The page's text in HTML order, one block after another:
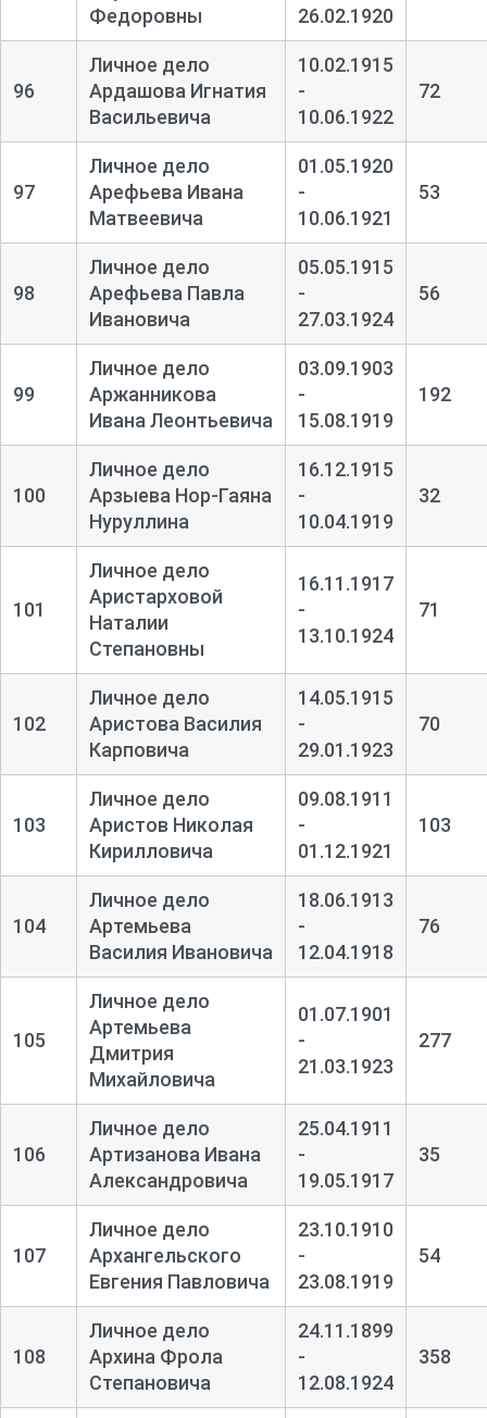
Федоровны
26.02.1920
96
Личное дело
Ардашова Игнатия
Васильевича
10.02.1915
-
10.06.1922
72
97
Личное дело
Арефьева Ивана
Матвеевича
01.05.1920
-
10.06.1921
53
98
Личное дело
Арефьева Павла
Ивановича
05.05.1915
-
27.03.1924
56
99
Личное дело
Аржанникова
Ивана Леонтьевича
03.09.1903
-
15.08.1919
192
100
Личное дело
Арзыева Нор-Гаяна
Нуруллина
16.12.1915
-
10.04.1919
32
101
Личное дело
Аристарховой
Наталии
Степановны
16.11.1917
-
13.10.1924
71
102
Личное дело
Аристова Василия
Карповича
14.05.1915
-
29.01.1923
70
103
Личное дело
Аристов Николая
Кирилловича
09.08.1911
-
01.12.1921
103
104
Личное дело
Артемьева
Василия Ивановича
18.06.1913
-
12.04.1918
76
105
Личное дело
Артемьева
Дмитрия
Михайловича
01.07.1901
-
21.03.1923
277
106
Личное дело
Артизанова Ивана
Александровича
25.04.1911
-
19.05.1917
35
107
Личное дело
Архангельского
Евгения Павловича
23.10.1910
-
23.08.1919
54
108
Личное дело
Архина Фрола
Степановича
24.11.1899
-
12.08.1924
358